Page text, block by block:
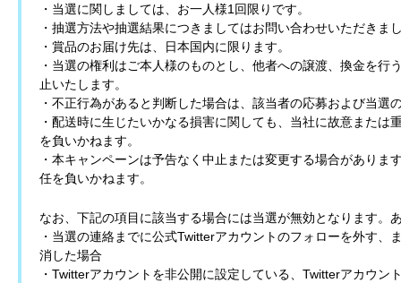
・当選に関しましては、お一人様1回限りです。
・抽選方法や抽選結果につきましてはお問い合わせいただきま
・賞品のお届け先は、日本国内に限ります。
・当選の権利はご本人様のものとし、他者への譲渡、換金を
止いたします。
・不正行為があると判断した場合は、該当者の応募および当選
・配送時に生じたいかなる損害に関しても、当社に故意また
を負いかねます。
・本キャンペーンは予告なく中止または変更する場合があり
任を負いかねます。
なお、下記の項目に該当する場合には当選が無効となります。
・当選の連絡までに公式Twitterアカウントのフォローを外す
消した場合
・Twitterアカウントを非公開に設定している、Twitterアカウ